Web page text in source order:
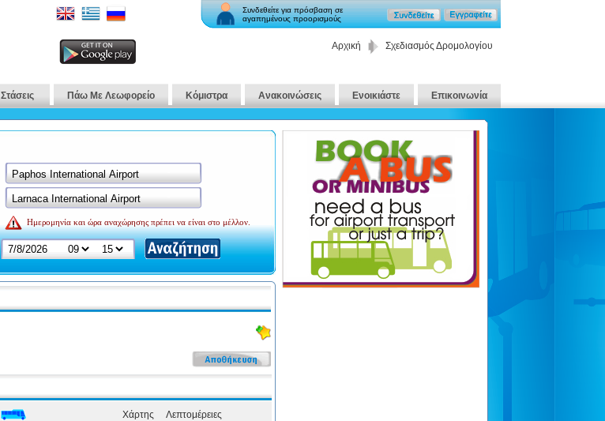
Συνδεθείτε για πρόσβαση σε
αγαπημένους προορισμούς
Αρχική Σχεδιασμός Δρομολογίου
Στάσεις Πάω Με Λεωφορείο Κόμιστρα Ανακοινώσεις Ενοικιάστε Επικοινωνία
Ημερομηνία και ώρα αναχώρησης πρέπει να είναι στο μέλλον.
Χάρτης Λεπτομέρειες